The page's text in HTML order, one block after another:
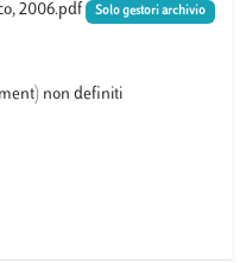
2006.pdf Solo gestori archivio
non definiti